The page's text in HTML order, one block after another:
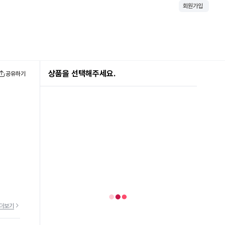
회원가입
공유하기
보기
상품을 선택해주세요.